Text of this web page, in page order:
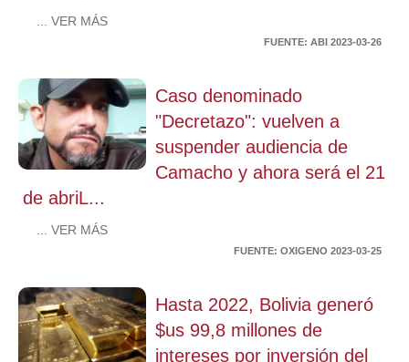
... VER MÁS
FUENTE: ABI 2023-03-26
Caso denominado
"Decretazo": vuelven a
suspender audiencia de
Camacho y ahora será el 21
de abriL...
... VER MÁS
FUENTE: OXIGENO 2023-03-25
Hasta 2022, Bolivia generó
$us 99,8 millones de
intereses por inversión del